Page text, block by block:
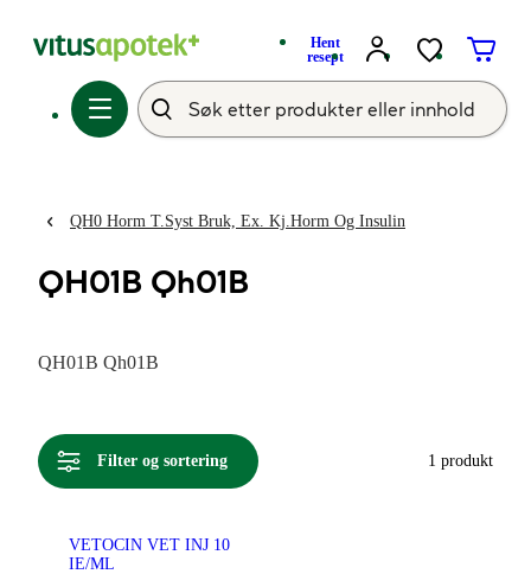
Hent
resept
QH0 Horm T.Syst Bruk, Ex. Kj.Horm Og Insulin
QH01B Qh01B
QH01B Qh01B
Filter og sortering 1 produkt
VETOCIN VET INJ 10
IE/ML